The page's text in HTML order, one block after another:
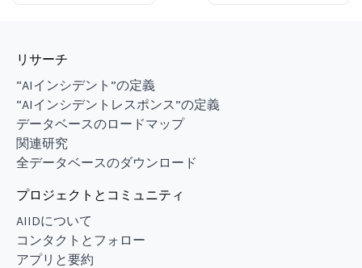
リサーチ
“AIインシデント”の定義
“AIインシデントレスポンス”の定義
データベースのロードマップ
関連研究
全データベースのダウンロード
プロジェクトとコミュニティ
AIIDについて
コンタクトとフォロー
アプリと要約